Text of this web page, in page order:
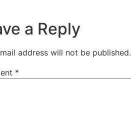
a Reply
address will not be published.
*